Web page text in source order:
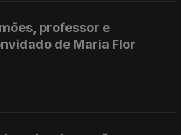
professor e
de Maria Flor